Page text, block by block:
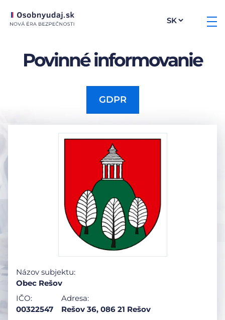
Povinné informovanie
GDPR
Názov subjektu:
Obec Rešov
IČO:
00322547
Adresa:
Rešov 36, 086 21 Rešov